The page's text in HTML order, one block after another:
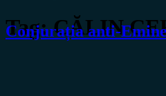
Tag:CĂLIN
Conjurația anti-